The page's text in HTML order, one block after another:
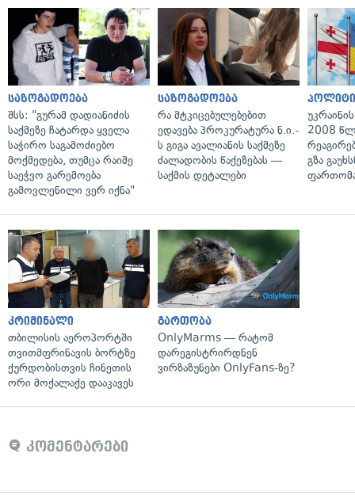
საზოგადოება
შსს: "გურამ დადიანიძის
საქმეზე ჩატარდა ყველა
საჭირო საგამოძიებო
მოქმედება, თუმცა რაიმე
საეჭვო გარემოება
გამოვლენილი ვერ იქნა"
საზოგადოება
რა მტკიცებულებებით
ედავება პროკურატურა ნ.ი.-
ს გიგა ავალიანის საქმეზე
ძალადობის წაქეზებას —
საქმის დეტალები
2008
გზა
კრიმინალი
თბილისის აეროპორტში
თვითმფრინავის ბორტზე
ქურდობისთვის ჩინეთის
ორი მოქალაქე დააკავეს
გართობა
OnlyMarms — რატომ
დარეგისტრირდნენ
ვირზაზუნები OnlyFans-ზე?
კომენტარები